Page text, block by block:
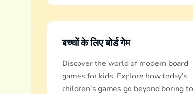
बच्चों के लिए बोर्ड गेम
Discover the world of modern board
games for kids. Explore how today's
children's games go beyond boring to